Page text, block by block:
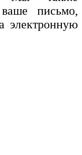
письмо,
электронную